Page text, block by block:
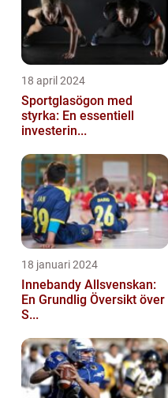
18 april 2024
Sportglasögon med
styrka: En essentiell
investerin...
18 januari 2024
Innebandy Allsvenskan:
En Grundlig Översikt över
S...